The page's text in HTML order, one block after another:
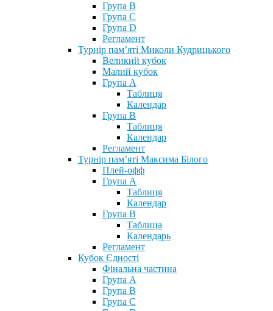
Група В
Група С
Група D
Регламент
Турнір пам’яті Миколи Кудрицького
Великий кубок
Малий кубок
Група А
Таблиця
Календар
Група В
Таблиця
Календар
Регламент
Турнір пам’яті Максима Білого
Плей-офф
Група А
Таблиця
Календар
Група В
Таблица
Календарь
Регламент
Кубок Єдності
Фінальна частина
Група А
Група В
Група С